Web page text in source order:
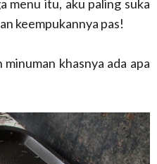
menu itu, aku paling suka
keempukannya pas!
khasnya ada apa